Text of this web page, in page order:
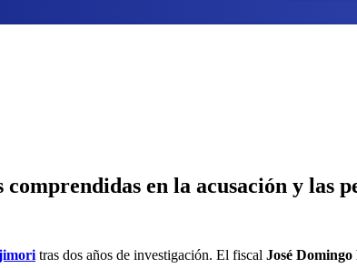
en la acusación y las
tras dos años de investigación. El fiscal José Domingo